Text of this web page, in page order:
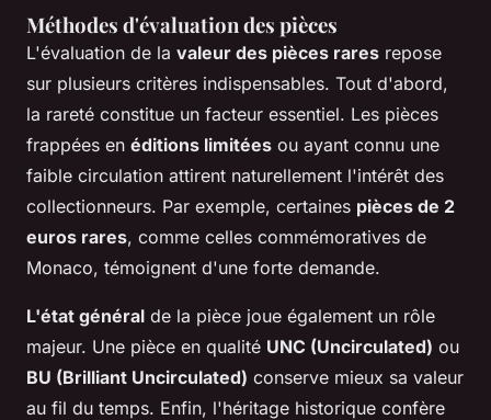
Méthodes d'évaluation des pièces
L'évaluation de la valeur des pièces rares repose
sur plusieurs critères indispensables. Tout d'abord,
la rareté constitue un facteur essentiel. Les pièces
frappées en éditions limitées ou ayant connu une
faible circulation attirent naturellement l'intérêt des
collectionneurs. Par exemple, certaines pièces de 2
euros rares, comme celles commémoratives de
Monaco, témoignent d'une forte demande.
L'état général de la pièce joue également un rôle
majeur. Une pièce en qualité UNC (Uncirculated) ou
BU (Brilliant Uncirculated) conserve mieux sa valeur
au fil du temps. Enfin, l'héritage historique confère